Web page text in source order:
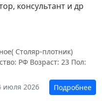
консультант и др
Столяр-плотник)
РФ Возраст: 23 Пол:
июля 2026
Подробнее